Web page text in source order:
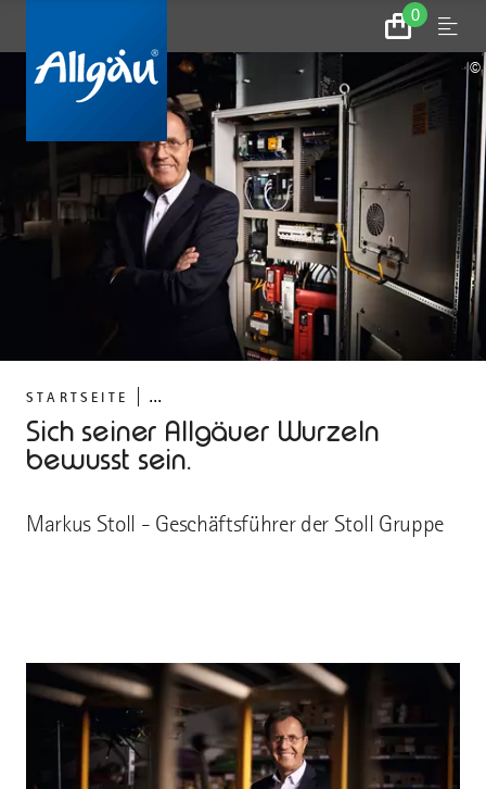
0
Zum
Warenkorb
Menu
©
STARTSEITE ...
Sich seiner Allgäuer Wurzeln
bewusst sein.
Markus Stoll - Geschäftsführer der Stoll Gruppe